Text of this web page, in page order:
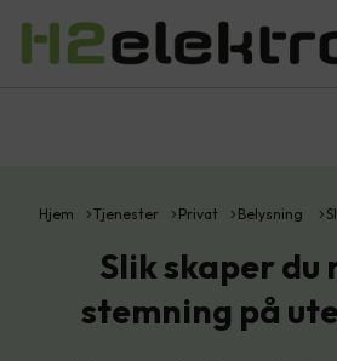
Hjem Tjenester Privat Belysning
Slik skaper du
stemning på